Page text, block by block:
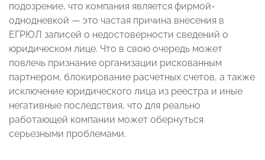
подозрение, что компания является фирмой-
однодневкой — это частая причина внесения в
ЕГРЮЛ записей о недостоверности сведений о
юридическом лице. Что в свою очередь может
повлечь признание организации рискованным
партнером, блокирование расчетных счетов, а также
исключение юридического лица из реестра и иные
негативные последствия, что для реально
работающей компании может обернуться
серьезными проблемами.